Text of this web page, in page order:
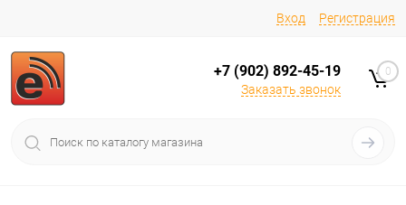
Вход Регистрация
+7 (902) 892-45-19
Заказать звонок
0